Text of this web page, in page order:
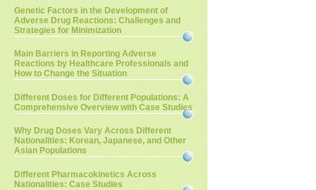
Genetic Factors in the Development of
Adverse Drug Reactions: Challenges and
Strategies for Minimization
Main Barriers in Reporting Adverse
Reactions by Healthcare Professionals and
How to Change the Situation
Different Doses for Different Populations: A
Comprehensive Overview with Case Studies
Why Drug Doses Vary Across Different
Nationalities: Korean, Japanese, and Other
Asian Populations
Different Pharmacokinetics Across
Nationalities: Case Studies